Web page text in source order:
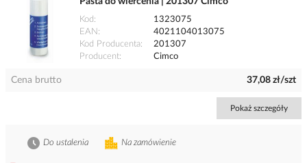
Kod
1323075
EAN
4021104013075
Kod Producenta
201307
Producent
Cimco
Cena brutto 37,08 zł/szt
Pokaż szczegóły
Na zamówienie
Do ustalenia